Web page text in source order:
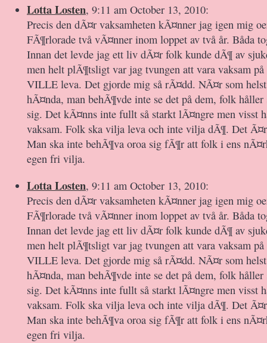
Lotta Losten, 9:11 am October 13, 2010:
Precis den dÃ¤r vaksamheten kÃ¤nner jag igen mig
FÃ¶rlorade två vÃ¤nner inom loppet av två år. Båda
Innan det levde jag ett liv dÃ¤r folk kunde dÃ¶ av
men helt plÃ¶tsligt var jag tvungen att vara vaksam
VILLE leva. Det gjorde mig så rÃ¤dd. NÃ¤r som
hÃ¤nda, man behÃ¶vde inte se det på dem, folk håller
sig. Det kÃ¤nns inte fullt så starkt lÃ¤ngre men visst
vaksam. Folk ska vilja leva och inte vilja dÃ¶. Det
Man ska inte behÃ¶va oroa sig fÃ¶r att folk i ens
egen fri vilja.
Lotta Losten, 9:11 am October 13, 2010:
Precis den dÃ¤r vaksamheten kÃ¤nner jag igen mig
FÃ¶rlorade två vÃ¤nner inom loppet av två år. Båda
Innan det levde jag ett liv dÃ¤r folk kunde dÃ¶ av
men helt plÃ¶tsligt var jag tvungen att vara vaksam
VILLE leva. Det gjorde mig så rÃ¤dd. NÃ¤r som
hÃ¤nda, man behÃ¶vde inte se det på dem, folk håller
sig. Det kÃ¤nns inte fullt så starkt lÃ¤ngre men visst
vaksam. Folk ska vilja leva och inte vilja dÃ¶. Det
Man ska inte behÃ¶va oroa sig fÃ¶r att folk i ens
egen fri vilja.